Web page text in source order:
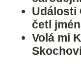
Události
četl
Volá mi